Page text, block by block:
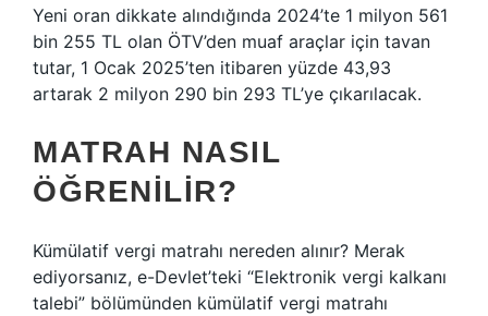
Yeni oran dikkate alındığında 2024’te 1 milyon 561
bin 255 TL olan ÖTV’den muaf araçlar için tavan
tutar, 1 Ocak 2025’ten itibaren yüzde 43,93
artarak 2 milyon 290 bin 293 TL’ye çıkarılacak.
MATRAH NASIL
ÖĞRENILIR?
Kümülatif vergi matrahı nereden alınır? Merak
ediyorsanız, e-Devlet’teki “Elektronik vergi kalkanı
talebi” bölümünden kümülatif vergi matrahı